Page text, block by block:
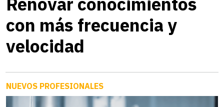
con más frecuencia y
velocidad
NUEVOS PROFESIONALES